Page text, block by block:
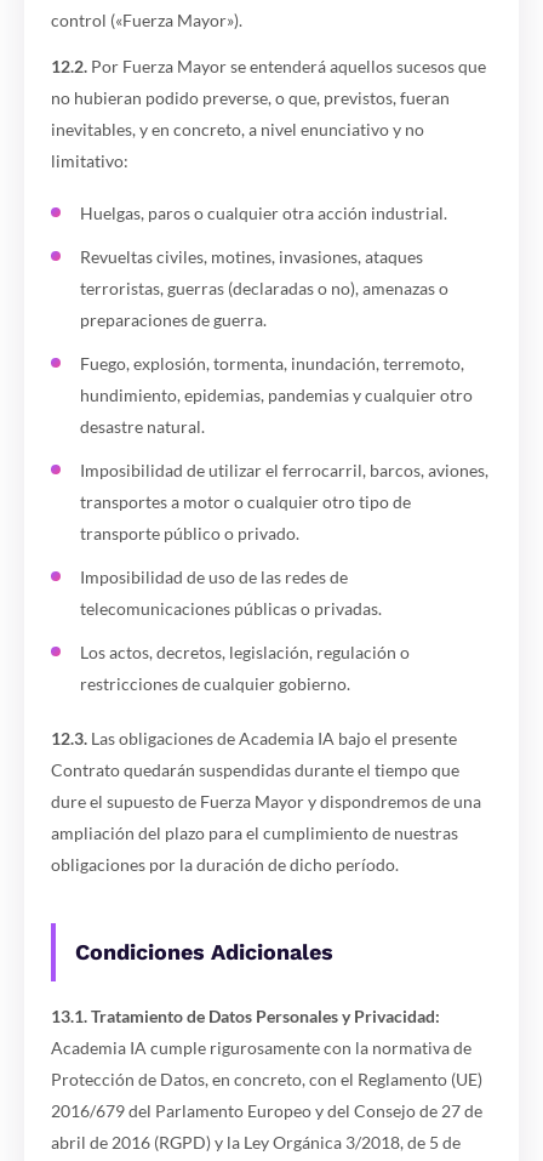
control («Fuerza Mayor»).
12.2. Por Fuerza Mayor se entenderá aquellos sucesos que
no hubieran podido preverse, o que, previstos, fueran
inevitables, y en concreto, a nivel enunciativo y no
limitativo:
Huelgas, paros o cualquier otra acción industrial.
Revueltas civiles, motines, invasiones, ataques
terroristas, guerras (declaradas o no), amenazas o
preparaciones de guerra.
Fuego, explosión, tormenta, inundación, terremoto,
hundimiento, epidemias, pandemias y cualquier otro
desastre natural.
Imposibilidad de utilizar el ferrocarril, barcos, aviones,
transportes a motor o cualquier otro tipo de
transporte público o privado.
Imposibilidad de uso de las redes de
telecomunicaciones públicas o privadas.
Los actos, decretos, legislación, regulación o
restricciones de cualquier gobierno.
12.3. Las obligaciones de Academia IA bajo el presente
Contrato quedarán suspendidas durante el tiempo que
dure el supuesto de Fuerza Mayor y dispondremos de una
ampliación del plazo para el cumplimiento de nuestras
obligaciones por la duración de dicho período.
Condiciones Adicionales
13.1. Tratamiento de Datos Personales y Privacidad:
Academia IA cumple rigurosamente con la normativa de
Protección de Datos, en concreto, con el Reglamento (UE)
2016/679 del Parlamento Europeo y del Consejo de 27 de
abril de 2016 (RGPD) y la Ley Orgánica 3/2018, de 5 de